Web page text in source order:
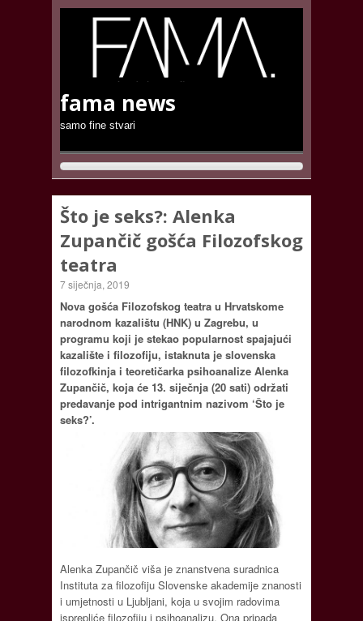
fama news
samo fine stvari
Što je seks?: Alenka
Zupančič gošća Filozofskog
teatra
7 siječnja, 2019
Nova gošća Filozofskog teatra u Hrvatskome
narodnom kazalištu (HNK) u Zagrebu, u
programu koji je stekao popularnost spajajući
kazalište i filozofiju, istaknuta je slovenska
filozofkinja i teoretičarka psihoanalize Alenka
Zupančič, koja će 13. siječnja (20 sati) održati
predavanje pod intrigantnim nazivom ‘Što je
seks?’.
Alenka Zupančič viša je znanstvena suradnica
Instituta za filozofiju Slovenske akademije znanosti
i umjetnosti u Ljubljani, koja u svojim radovima
isprepliće filozofiju i psihoanalizu. Ona pripada